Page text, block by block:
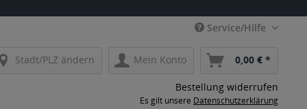
Service/Hilfe
Stadt/PLZ ändern Mein Konto 0,00 € *
Bestellung widerrufen
Es gilt unsere Datenschutzerklärung